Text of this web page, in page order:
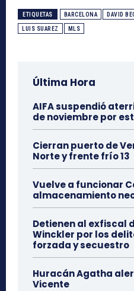
ETIQUETAS BARCELONA DAVID
LUIS SUAREZ MLS
Última Hora
AIFA suspendió
de noviembre por
Cierran puerto de
Norte y frente frío 13
Vuelve a funcionar
almacenamiento
Detienen al exfiscal
Winckler por los
forzada y secuestro
Huracán Agatha
Vicente